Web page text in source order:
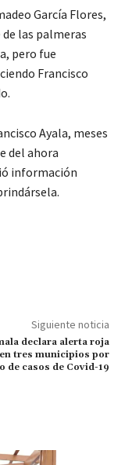
García Flores,
las palmeras
pero fue
Francisco
Ayala, meses
del ahora
información
Siguiente noticia
declara alerta roja
en tres municipios por
de casos de Covid-19